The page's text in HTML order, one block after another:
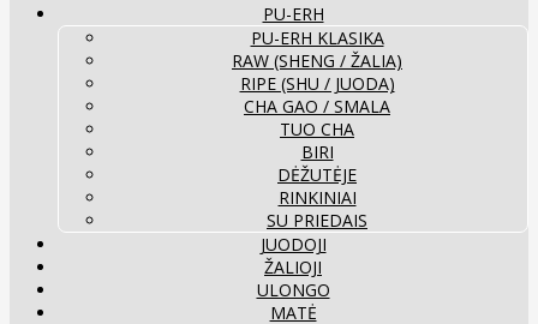
PU-ERH
PU-ERH KLASIKA
RAW (SHENG / ŽALIA)
RIPE (SHU / JUODA)
CHA GAO / SMALA
TUO CHA
BIRI
DĖŽUTĖJE
RINKINIAI
SU PRIEDAIS
JUODOJI
ŽALIOJI
ULONGO
MATĖ